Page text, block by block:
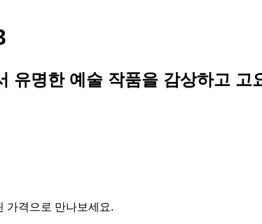
유명한 예술 작품을 감상하고 고
가격으로 만나보세요.